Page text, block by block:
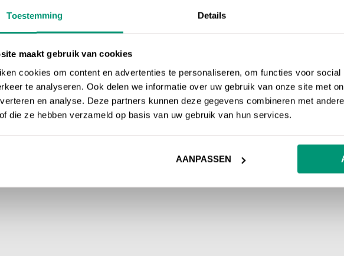
Toestemming Details
maakt gebruik van cookies
cookies om content en advertenties te personaliseren, om functies voor
te analyseren. Ook delen we informatie over uw gebruik van onze site met
en analyse. Deze partners kunnen deze gegevens combineren met
die ze hebben verzameld op basis van uw gebruik van hun services.
AANPASSEN